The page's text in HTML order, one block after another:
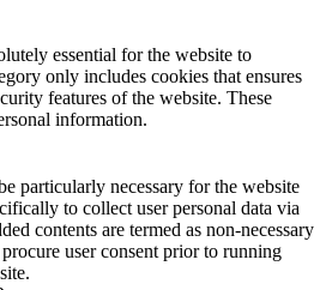
essential for the website to
only includes cookies that ensures
features of the website. These
information.
particularly necessary for the website
to collect user personal data via
contents are termed as non-necessary
user consent prior to running